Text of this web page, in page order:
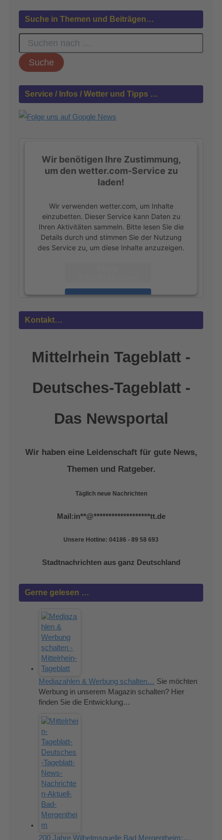
Suche in Themen und Beiträgen…
S
c
h
n
c
Service / Infos / Wetter und Tipps …
Wir benötigen Ihre Zustimmung,
um den wetter.com-Service zu
laden!
Wir verwenden wetter.com, um Inhalte
einzubetten. Dieser Service kann Daten zu
Ihren Aktivitäten sammeln. Bitte lesen Sie die
Details durch und stimmen Sie der Nutzung
des Service zu, um diese Inhalte anzuzeigen.
Akzeptieren
Kontakt…
Mittelrhein Tageblatt -
Deutsches-Tageblatt -
Das Newsportal
Wir haben eine Leidenschaft für gute News,
Themen und Ratgeber.
Täglich neue Nachrichten
Mail:in**@*******************tt.de
Unsere Hotline: 04186 - 89 58 693
Stadtnachrichten aus ganz Deutschland
Gerne gelesen …
Mediazahlen & Werbung schalten… Sie möchten
Werbung in unserem Magazin schalten? Hier
finden Sie die Entwicklung…
200 Jahre Wilhelmsquelle Bad Mergentheim:…